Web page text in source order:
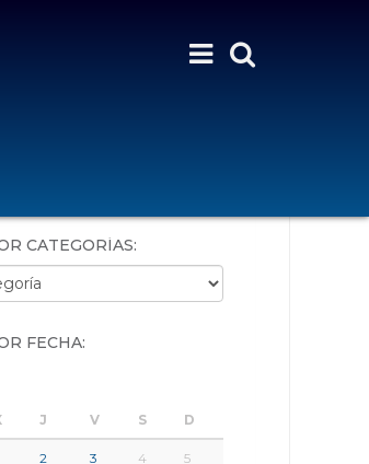
CATEGORÍAS:
FECHA:
J V S D
2 3 4 5